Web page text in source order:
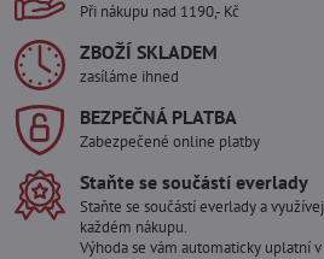
Při nákupu nad 1190,- Kč
ZBOŽÍ SKLADEM
zasíláme ihned
BEZPEČNÁ PLATBA
Zabezpečené online platby
Staňte se součástí everlady
Staňte se součástí everlady a
každém nákupu.
Výhoda se vám automaticky uplatní v